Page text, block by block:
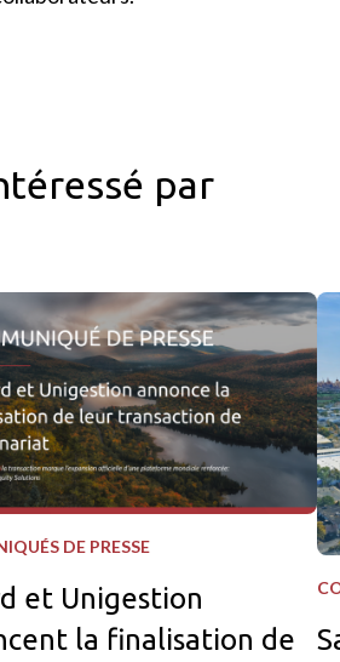
par
annoncent un investissement conjoint
Unigestion annoncent la finalisation de
DE PRESSE
et Unigestion
la finalisation de